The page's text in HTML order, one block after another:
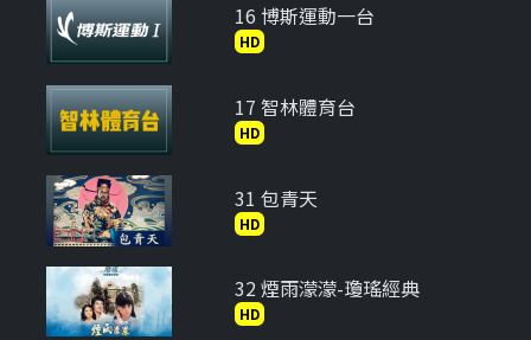
16 博斯運動一台
HD
17 智林體育台
HD
31 包青天
HD
32 煙雨濛濛-瓊瑤經典
HD